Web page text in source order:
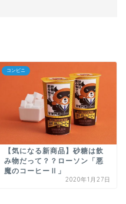
コンビニ
【気になる新商品】砂糖は飲
み物だって？？ローソン「悪
魔のコーヒーⅡ」
2020年1月27日